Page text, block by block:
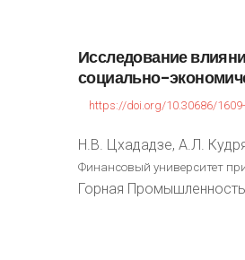
Исследование
социально-
https://doi.org/10.30686/
Н.В. Цхададзе, А.Л.
Финансовый университет
Горная